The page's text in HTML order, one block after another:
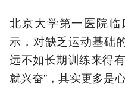
北京大学第一医院
示，对缺乏运动基础
远不如长期训练来得
就兴奋”，其实更多是